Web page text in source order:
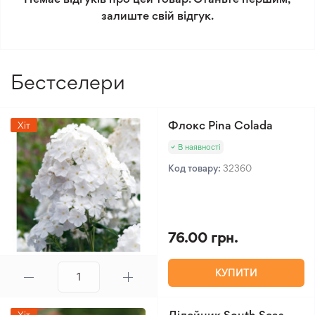
Мінімальне замовлення 300 грн.
залиште свій відгук.
Бестселери
Хіт Флокс Pina Colada
В наявності
Код товару: 32360
76.00 грн.
КУПИТИ